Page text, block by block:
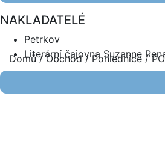
NAKLADATELÉ
Petrkov
Literární čajovna Suzanne
Domů/Obchod/Pohlednice /